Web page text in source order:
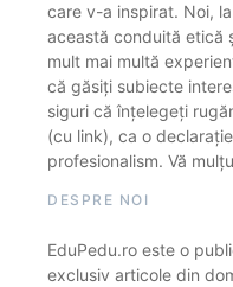
care v-a inspirat. Noi,
această conduită etică
mult mai multă
că găsiți subiecte
siguri că înțelegeți
(cu link), ca o
profesionalism. Vă
DESPRE NOI
EduPedu.ro este o
exclusiv articole din